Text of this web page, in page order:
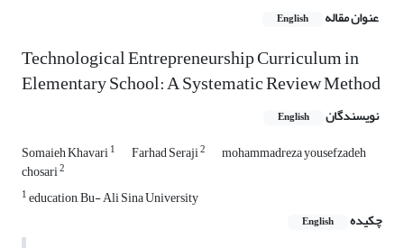
عنوان مقاله English
Technological Entrepreneurship Curriculum in
Elementary School: A Systematic Review Method
نویسندگان English
Somaieh Khavari1 Farhad Seraji2 mohammadreza yousefzadeh
chosari2
1education, Bu- Ali Sina University
چکیده
English